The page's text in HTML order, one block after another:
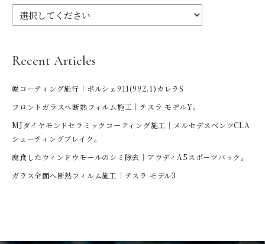
Recent Articles
幌コーティング施行｜ポルシェ911(992.1)カレラS
フロントガラスへ断熱フィルム施工｜テスラ モデルY。
MJダイヤモンドセラミックコーティング施工｜メルセデスベンツCLA
シューティングブレイク。
腐食したウィンドウモールのシミ除去｜アウディA5スポーツバック。
ガラス全面へ断熱フィルム施工｜テスラ モデル3